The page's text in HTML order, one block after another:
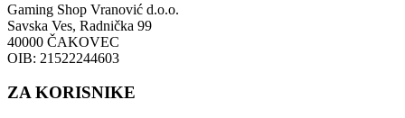
Gaming Shop Vranović d.o.o.
Savska Ves, Radnička 99
40000 ČAKOVEC
OIB: 21522244603
ZA KORISNIKE